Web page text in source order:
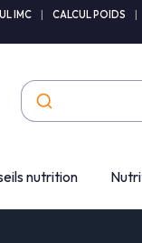
IMC CALCUL POIDS
nutrition